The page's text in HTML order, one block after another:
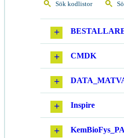
Sök kodlistor
CMDK
Inspire